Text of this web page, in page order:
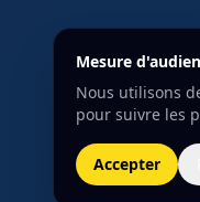
Mesure
Nous utilisons
pour suivre les
Accepter